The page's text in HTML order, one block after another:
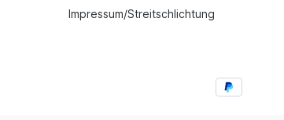
Impressum/Streitschlichtung